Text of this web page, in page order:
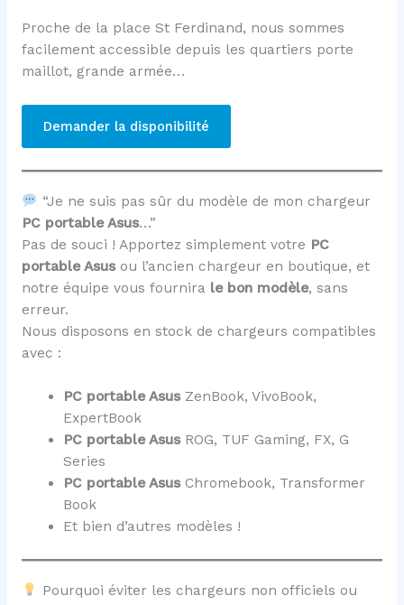
Proche de la place St Ferdinand, nous sommes
facilement accessible depuis les quartiers porte
maillot, grande armée…
Demander la disponibilité
“Je ne suis pas sûr du modèle de mon chargeur
PC portable Asus…”
Pas de souci ! Apportez simplement votre PC
portable Asus ou l’ancien chargeur en boutique, et
notre équipe vous fournira le bon modèle, sans
erreur.
Nous disposons en stock de chargeurs compatibles
avec :
PC portable Asus ZenBook, VivoBook,
ExpertBook
PC portable Asus ROG, TUF Gaming, FX, G
Series
PC portable Asus Chromebook, Transformer
Book
Et bien d’autres modèles !
Pourquoi éviter les chargeurs non officiels ou